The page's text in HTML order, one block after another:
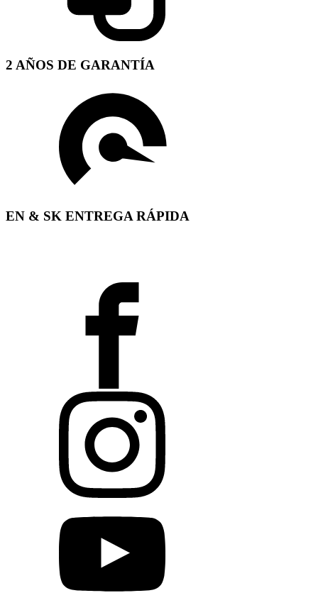
2 AÑOS DE GARANTÍA
EN & SK ENTREGA RÁPIDA